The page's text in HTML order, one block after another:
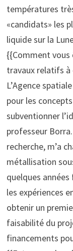
températures
«candidats» les
liquide sur la
{{Comment vous
travaux relatifs à
L’Agence
pour les
subventionner
professeur
recherche, m’a
métallisation
quelques
les expériences
obtenir un
faisabilité du
financements